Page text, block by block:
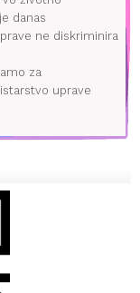
danas
ne diskriminira
za
uprave